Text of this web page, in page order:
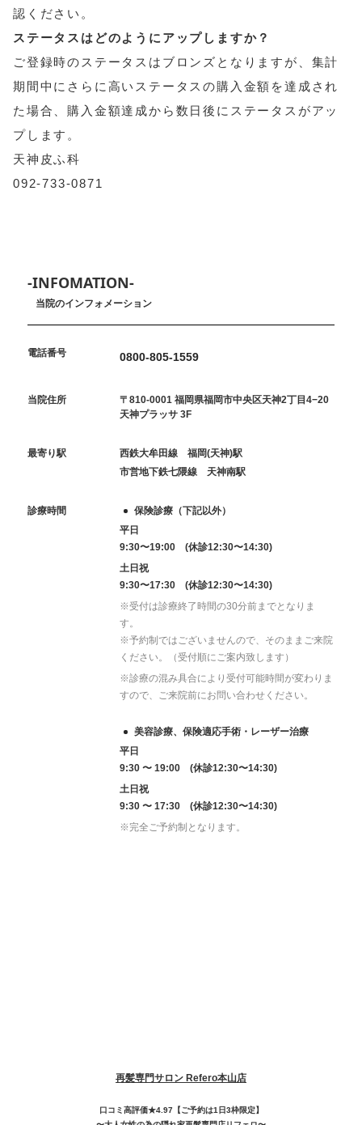
認ください。
ステータスはどのようにアップしますか？
ご登録時のステータスはブロンズとなりますが、集計
期間中にさらに高いステータスの購入金額を達成され
た場合、購入金額達成から数日後にステータスがアッ
プします。
天神皮ふ科
092-733-0871
-INFOMATION-
当院のインフォメーション
電話番号 0800-805-1559
当院住所
〒810-0001 福岡県福岡市中央区天神2丁目4−20
天神プラッサ 3F
最寄り駅
西鉄大牟田線 福岡(天神)駅
市営地下鉄七隈線 天神南駅
診療時間
保険診療（下記以外）
平日
9:30〜19:00 (休診12:30〜14:30)
土日祝
9:30〜17:30 (休診12:30〜14:30)
※受付は診療終了時間の30分前までとなりま
す。
※予約制ではございませんので、そのままご来院
ください。（受付順にご案内致します）
※診療の混み具合により受付可能時間が変わりま
すので、ご来院前にお問い合わせください。
美容診療、保険適応手術・レーザー治療
平日
9:30 〜 19:00 (休診12:30〜14:30)
土日祝
9:30 〜 17:30 (休診12:30〜14:30)
※完全ご予約制となります。
再髪専門サロン Refero本山店
口コミ高評価★4.97【ご予約は1日3枠限定】